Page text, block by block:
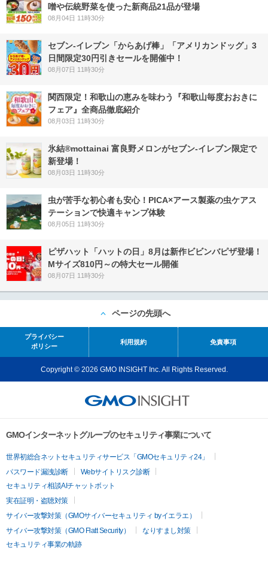
噌や伝統野菜を使った新商品21品が登場
08月04日 11時30分
セブン‐イレブン「からあげ棒」「アメリカンドッグ」3
日間限定30円引きセールを開催中！
08月07日 11時30分
関西限定！和歌山の恵みを味わう『和歌山毎度おおきに
フェア』全商品徹底紹介
08月03日 11時30分
氷結®mottainai 富良野メロンがセブン‐イレブン限定で
新登場！
08月03日 11時30分
虫が苦手な初心者も安心！PICA×アース製薬の虫ケアス
テーションで快適キャンプ体験
08月05日 11時30分
ピザハット「ハットの日」8月は新作ビビンバピザ登場！
Mサイズ810円～の特大セール開催
08月07日 11時30分
ページの先頭へ
プライバシー
ポリシー
利用規約 免責事項
Copyright © 2026 GMO INSIGHT Inc. All Rights Reserved.
GMOインターネットグループのセキュリティ事業について
世界初総合ネットセキュリティサービス「GMOセキュリティ24」
パスワード漏洩診断
Webサイトリスク診断
セキュリティ相談AIチャットボット
実在証明・盗聴対策
サイバー攻撃対策（GMOサイバーセキュリティ byイエラエ）
サイバー攻撃対策（GMO Flatt Security）
なりすまし対策
セキュリティ事業の軌跡